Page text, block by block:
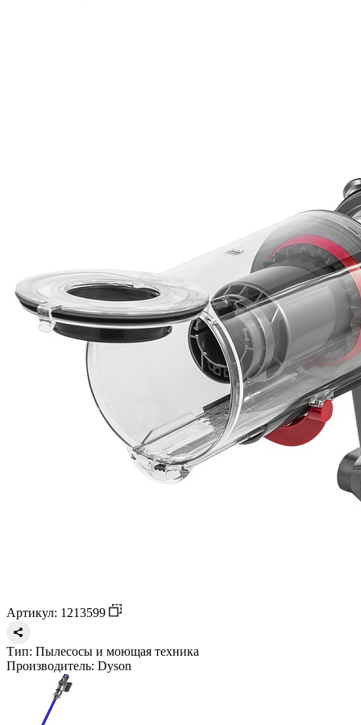
Артикул: 1213599
Тип: Пылесосы и моющая техника
Производитель: Dyson